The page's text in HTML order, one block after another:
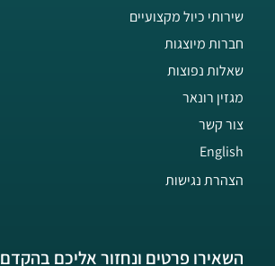
שירותי כיול מקצועיים
חברות מיוצגות
שאלות נפוצות
מגזין רונאר
צור קשר
English
הצהרת נגישות
השאירו פרטים ונחזור אליכם בהקדם​​